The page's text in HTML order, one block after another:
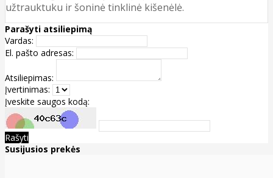
užtrauktuku ir šoninė tinklinė kišenėlė.
Parašyti atsiliepimą
Vardas:
El. pašto adresas:
Atsiliepimas:
Įvertinimas:
Įveskite saugos kodą:
Rašyti
Susijusios prekės